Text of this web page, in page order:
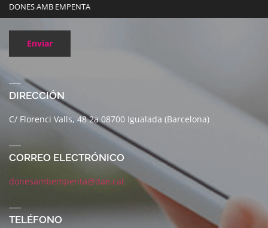
DONES AMB EMPENTA
Enviar
DIRECCIÓN
C/ Florenci Valls, 48 2a 08700 Igualada (Barcelona)
CORREO ELECTRÓNICO
donesambempenta@dae.cat
TELÉFONO